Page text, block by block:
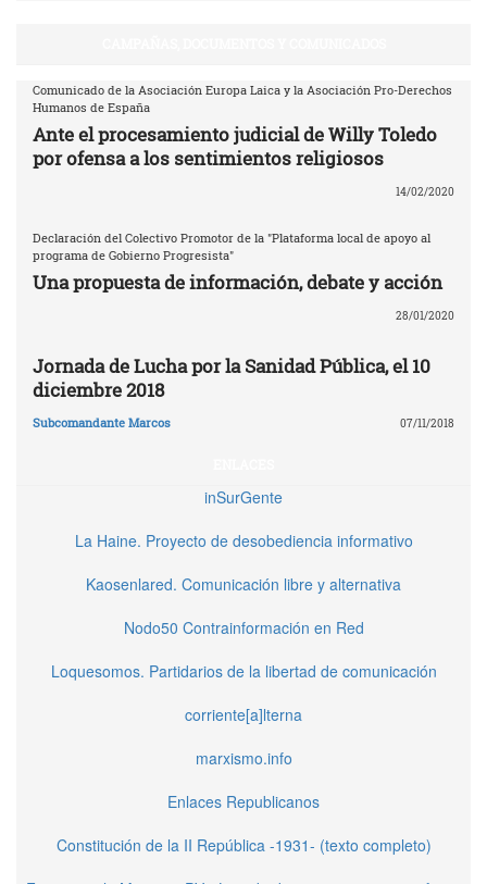
Comunicado de la Asociación Europa Laica y la Asociación Pro-Derechos
Humanos de España
Ante el procesamiento judicial de Willy Toledo
por ofensa a los sentimientos religiosos
14/02/2020
Declaración del Colectivo Promotor de la "Plataforma local de apoyo al
programa de Gobierno Progresista"
Una propuesta de información, debate y acción
28/01/2020
Jornada de Lucha por la Sanidad Pública, el 10
diciembre 2018
Subcomandante Marcos 07/11/2018
inSurGente
La Haine. Proyecto de desobediencia informativo
Kaosenlared. Comunicación libre y alternativa
Nodo50 Contrainformación en Red
Loquesomos. Partidarios de la libertad de comunicación
corriente[a]lterna
marxismo.info
Enlaces Republicanos
Constitución de la II República -1931- (texto completo)